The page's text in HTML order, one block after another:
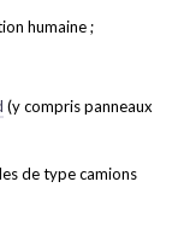
humaine ;
(y compris panneaux
de type camions